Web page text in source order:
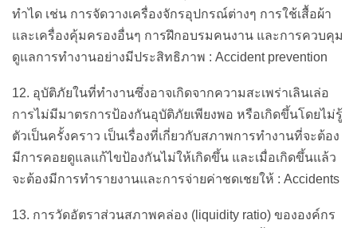
ทำได เช่น การจัดวางเครื่องจักรอุปกรณ์ต่างๆ การใช้เสื้อผ้า
และเครื่องคุ้มครองอื่นๆ การฝึกอบรมคนงาน และการควบคุม
ดูแลการทำงานอย่างมีประสิทธิภาพ : Accident prevention
12. อุบัติภัยในที่ทำงานซึ่งอาจเกิดจากความสะเพร่าเลินเล่อ
การไม่มีมาตรการป้องกันอุบัติภัยเพียงพอ หรือเกิดขึ้นโดยไม่รู้
ตัวเป็นครั้งคราว เป็นเรื่องที่เกี่ยวกับสภาพการทำงานที่จะต้อง
มีการคอยดูแลแก้ไขป้องกันไม่ให้เกิดขึ้น และเมื่อเกิดขึ้นแล้ว
จะต้องมีการทำรายงานและการจ่ายค่าชดเชยให้ : Accidents
13. การวัดอัตราส่วนสภาพคล่อง (liquidity ratio) ขององค์กร